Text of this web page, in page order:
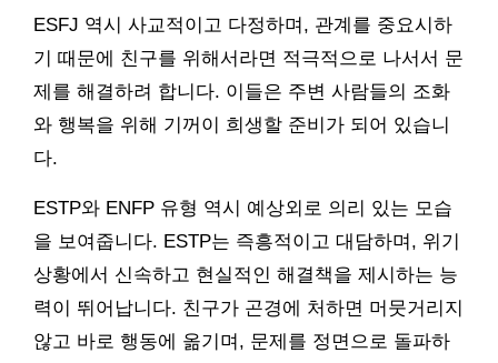
ESFJ 역시 사교적이고 다정하며, 관계를 중요시하
기 때문에 친구를 위해서라면 적극적으로 나서서 문
제를 해결하려 합니다. 이들은 주변 사람들의 조화
와 행복을 위해 기꺼이 희생할 준비가 되어 있습니
다.
ESTP와 ENFP 유형 역시 예상외로 의리 있는 모습
을 보여줍니다. ESTP는 즉흥적이고 대담하며, 위기
상황에서 신속하고 현실적인 해결책을 제시하는 능
력이 뛰어납니다. 친구가 곤경에 처하면 머뭇거리지
않고 바로 행동에 옮기며, 문제를 정면으로 돌파하